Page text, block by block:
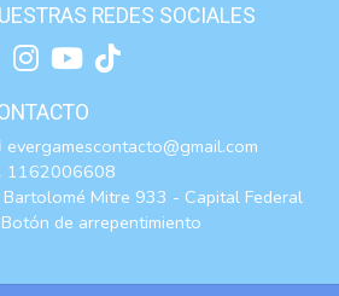
REDES SOCIALES
evergamescontacto@gmail.com
1162006608
Bartolomé Mitre 933 - Capital Federal
de arrepentimiento